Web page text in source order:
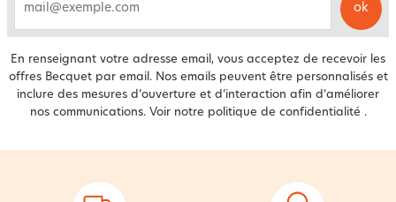
ok
En renseignant votre adresse email, vous acceptez de recevoir les
offres Becquet par email. Nos emails peuvent être personnalisés et
inclure des mesures d’ouverture et d’interaction afin d’améliorer
nos communications. Voir notre politique de confidentialité .